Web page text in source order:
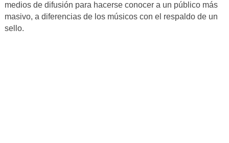
medios de difusión para hacerse conocer a un público más
masivo, a diferencias de los músicos con el respaldo de un
sello.